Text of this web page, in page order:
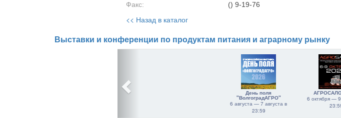
Факс: () 9-19-76
<< Назад в каталог
Выставки и конференции по продуктам питания и аграрному рынку
День поля
"ВолгоградАГРО"
6 августа — 7 августа в
23:59
6 октября —